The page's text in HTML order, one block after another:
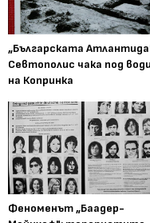
„Българската
Севтополис чака под
на Копринка
Феноменът „Баадер-